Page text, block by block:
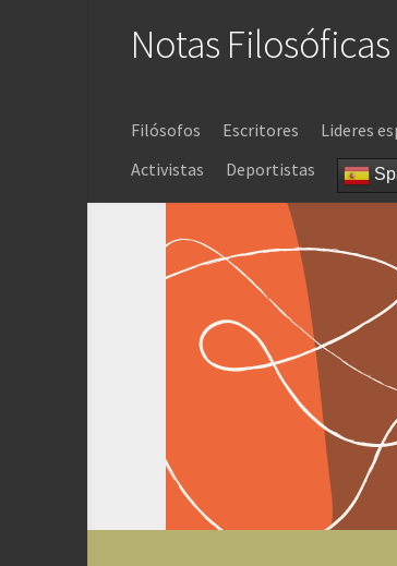
Notas Filosóficas
Filósofos Escritores Lideres
Activistas
Deportistas